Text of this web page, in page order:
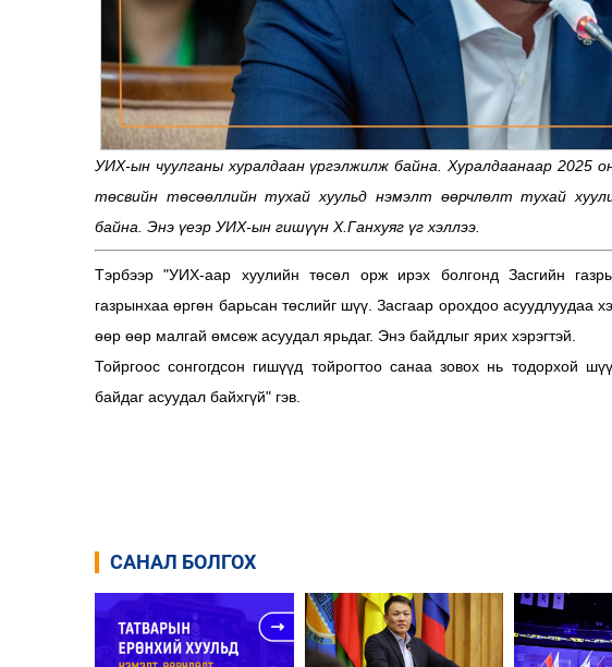
УИХ-ын чуулганы хуралдаан үргэлжилж байна. Хуралдаанаар 2025
төсвийн төсөөллийн тухай хуульд нэмэлт өөрчлөлт тухай
байна. Энэ үеэр УИХ-ын гишүүн Х.Ганхуяг үг хэллээ.
Тэрбээр "УИХ-аар хуулийн төсөл орж ирэх болгонд Засгийн
газрынхаа өргөн барьсан төслийг шүү. Засгаар орохдоо асуудлуудаа
өөр өөр малгай өмсөж асуудал ярьдаг. Энэ байдлыг ярих хэрэгтэй.
Тойргоос сонгогдсон гишүүд тойрогтоо санаа зовох нь тодорхой
байдаг асуудал байхгүй" гэв.
САНАЛ БОЛГОХ